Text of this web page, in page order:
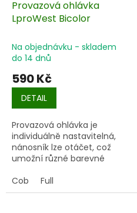
Provazová ohlávka
LproWest Bicolor
Na objednávku - skladem
do 14 dnů
590 Kč
DETAIL
Provazová ohlávka je
individuálně nastavitelná,
nánosník lze otáčet, což
umožní různé barevné
Cob
Full